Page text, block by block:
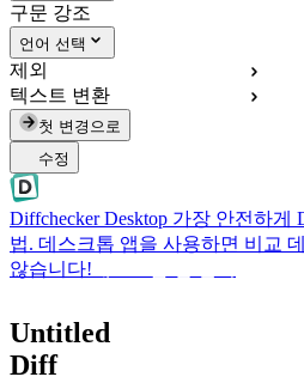
구문 강조
언어 선택
제외
텍스트 변환
첫 변경으로
수정
Diffchecker Desktop 가장 안전하게
법. 데스크톱 앱을 사용하면 비교
않습니다!
Untitled
Diff